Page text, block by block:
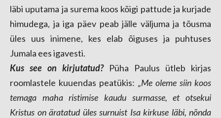
läbi uputama ja surema koos kõigi pattude ja kurjade
himudega, ja iga päev peab jälle väljuma ja tõusma
üles uus inimene, kes elab õiguses ja puhtuses
Jumala ees igavesti.
Kus see on kirjutatud? Püha Paulus ütleb kirjas
roomlastele kuuendas peatükis: „Me oleme siin koos
temaga maha ristimise kaudu surmasse, et otsekui
Kristus on äratatud üles surnuist Isa kirkuse läbi, nõnda